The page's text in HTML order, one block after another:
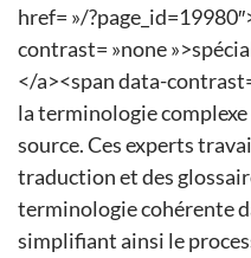
href= »/
contrast= »none
</a><span data-
la terminologie
source. Ces experts
traduction et des
terminologie cohérente
simplifiant ainsi le